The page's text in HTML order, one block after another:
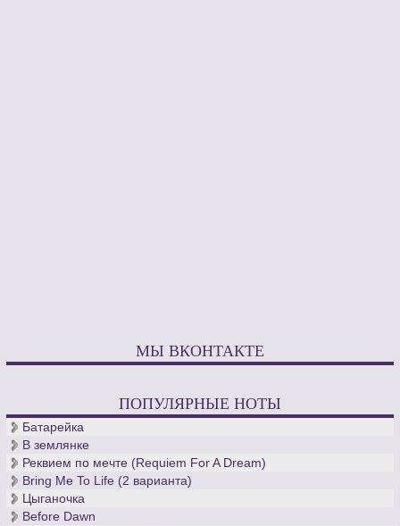
МЫ ВКОНТАКТЕ
ПОПУЛЯРНЫЕ НОТЫ
Батарейка
В землянке
Реквием по мечте (Requiem For A Dream)
Bring Me To Life (2 варианта)
Цыганочка
Before Dawn